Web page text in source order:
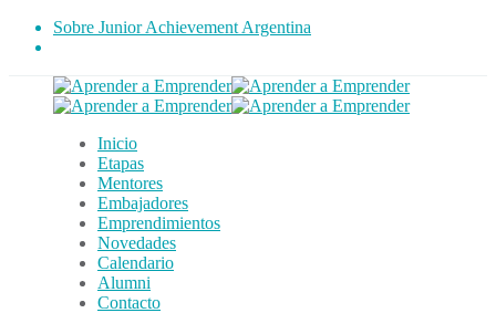
Sobre Junior Achievement Argentina
Inicio
Etapas
Mentores
Embajadores
Emprendimientos
Novedades
Calendario
Alumni
Contacto